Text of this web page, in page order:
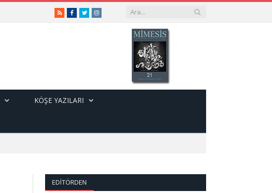
RSSFacebook
TwitterInstagram
KÖŞE YAZILARI
EDITÖRDEN